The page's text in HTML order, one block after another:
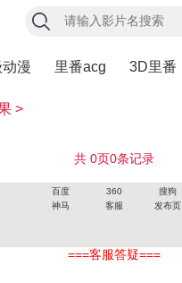
动漫 里番acg 3D里番
>
共 0页0条记录
百度 360
搜狗
神马
客服 发布页
===客服答疑===